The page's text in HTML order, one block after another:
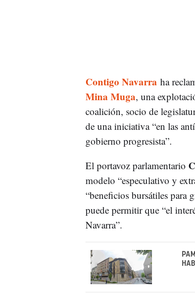
Contigo Navarra ha
Mina Muga, una
coalición, socio de
de una iniciativa “en las
gobierno progresista”.
El portavoz parlamentario
modelo “especulativo y
“beneficios bursátiles para
puede permitir que “el
Navarra”.